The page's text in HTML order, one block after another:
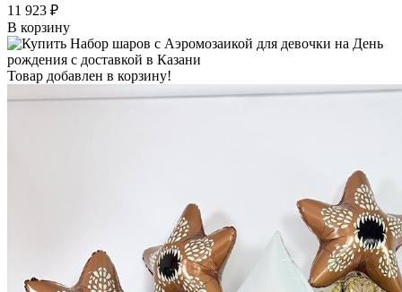
11 923 ₽
В корзину
Товар добавлен в корзину!